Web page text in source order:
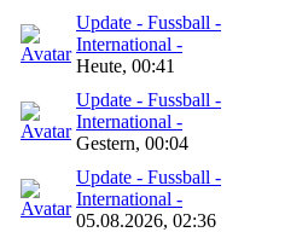
Update - Fussball -
International -
Heute, 00:41
Update - Fussball -
International -
Gestern, 00:04
Update - Fussball -
International -
05.08.2026, 02:36